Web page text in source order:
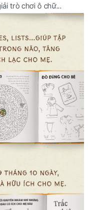
trò chơi ô chữ...